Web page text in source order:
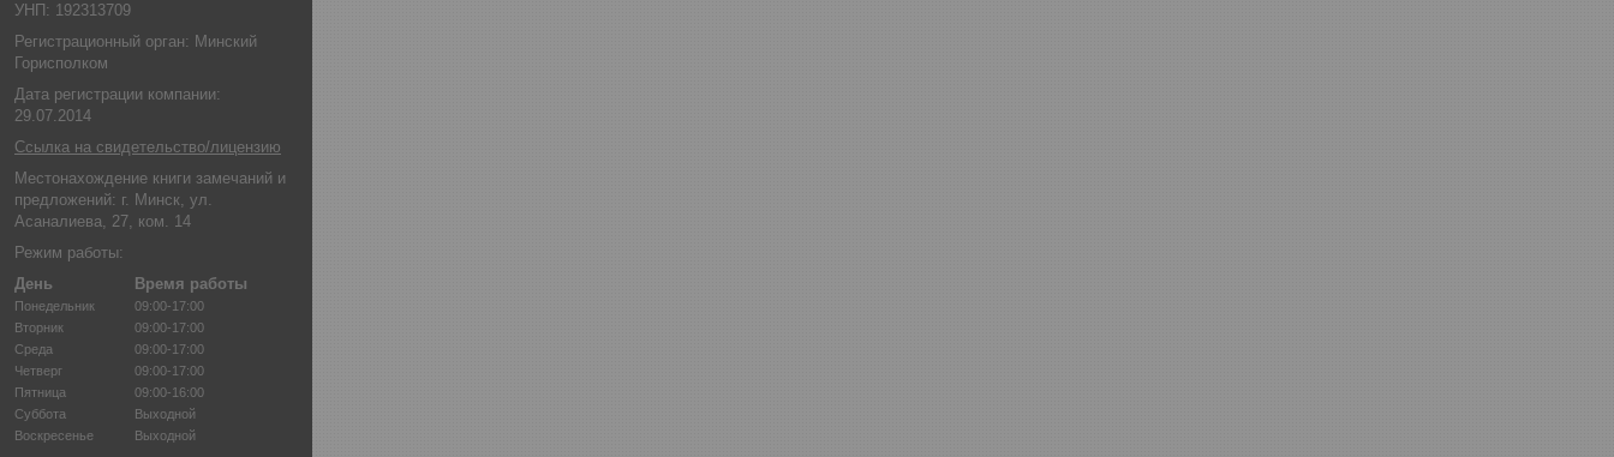
УНП: 192313709
Регистрационный орган: Минский
Горисполком
Дата регистрации компании:
29.07.2014
Ссылка на свидетельство/лицензию
Местонахождение книги замечаний и
предложений: г. Минск, ул.
Асаналиева, 27, ком. 14
Режим работы:
День
Время работы
Понедельник
09:00-17:00
Вторник
09:00-17:00
Среда
09:00-17:00
Четверг
09:00-17:00
Пятница
09:00-16:00
Суббота
Выходной
Воскресенье
Выходной